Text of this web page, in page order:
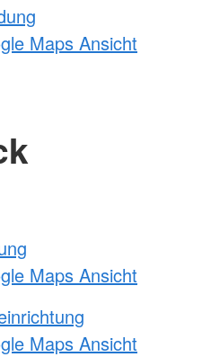
Maps Ansicht
Maps Ansicht
Maps Ansicht